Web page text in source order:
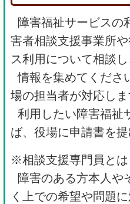
障害福祉サービスの
害者相談支援事業所
ス利用について相談し
情報を集めてくださ
場の担当者が対応しま
利用したい障害福祉
ば、役場に申請書を提
※相談支援専門員とは
障害のある方本人や
く上での希望や問題